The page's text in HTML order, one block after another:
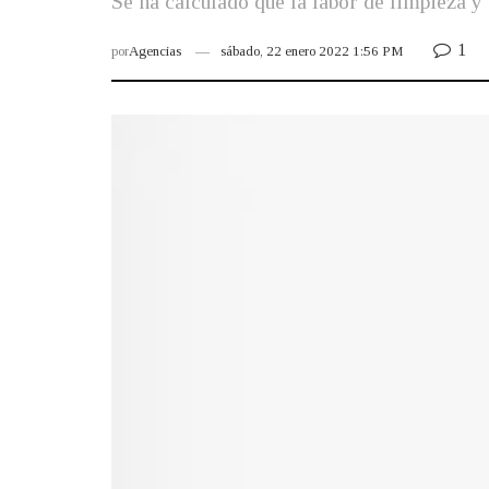
porAgencias sábado, 22 enero 2022 1:56 PM 1